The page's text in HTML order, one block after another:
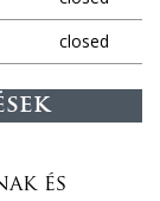
closed
és